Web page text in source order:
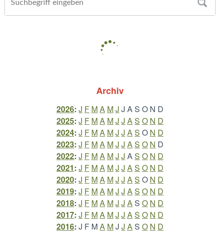
Archiv
2026: J F MA MJ J AS O N D
2025: J F MA MJ J AS O N D
2024: J F MA MJ J AS O N D
2023: J F MA MJ J AS O N D
2022: J F MA MJ J AS O N D
2021: J F MA MJ J AS O N D
2020: J F MA MJ J AS O N D
2019: J F MA MJ J AS O N D
2018: J F MA MJ J AS O N D
2017: J F MA MJ J AS O N D
2016: J F MA MJ J AS O N D